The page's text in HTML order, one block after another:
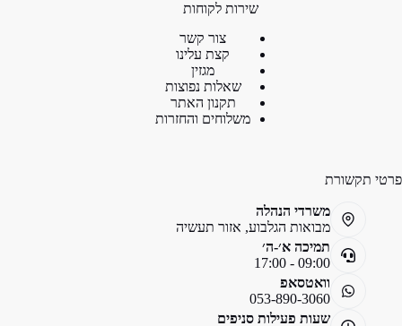
שירות לקוחות
צור קשר
קצת עלינו
מגזין
שאלות נפוצות
תקנון האתר
משלוחים והחזרות
פרטי תקשורת
משרדי הנהלה
מבואות הגלבוע, אזור תעשיה
תמיכה א׳-ה׳
09:00 - 17:00
וואטסאפ
053-890-3060
שעות פעילות סניפים